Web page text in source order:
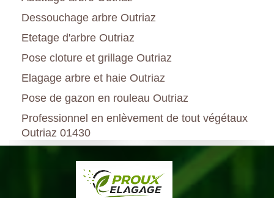
Dessouchage arbre Outriaz
Etetage d'arbre Outriaz
Pose cloture et grillage Outriaz
Elagage arbre et haie Outriaz
Pose de gazon en rouleau Outriaz
Professionnel en enlèvement de tout végétaux
Outriaz 01430